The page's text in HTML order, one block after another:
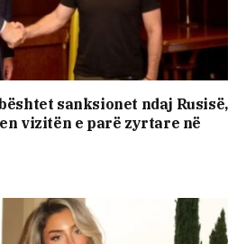
sanksionet ndaj Rusisë,
vizitën e parë zyrtare në